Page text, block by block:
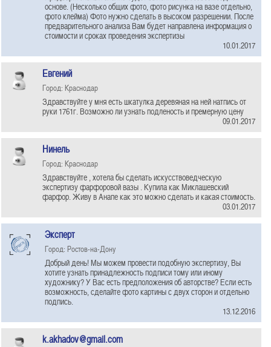
основе. (Несколько общих фото, фото рисунка на вазе отдельно,
фото клейма) Фото нужно сделать в высоком разрешении. После
предварительного анализа Вам будет направлена информация о
стоимости и сроках проведения экспертизы
10.01.2017
Евгений
Город: Краснодар
Здравствуйте у мня есть шкатулка деревяная на ней натпись от
руки 1761г. Возможно ли узнать подленость и премерную цену
09.01.2017
Нинель
Город: Краснодар
Здравствуйте , хотела бы сделать искусствоведческую
экспертизу фарфоровой вазы . Купила как Миклашевский
фарфор. Живу в Анапе как это можно сделать и какая стоимость.
03.01.2017
Эксперт
Город: Ростов-на-Дону
Добрый день! Мы можем провести подобную экспертизу, Вы
хотите узнать принадлежность подписи тому или иному
художнику? У Вас есть предположения об авторстве? Если есть
возможность, сделайте фото картины с двух сторон и отдельно
подпись.
13.12.2016
k.akhadov@gmail.com